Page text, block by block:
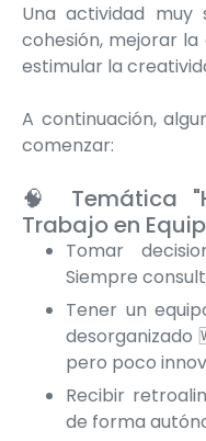
Una actividad
cohesión, mejorar
estimular la
A continuación,
comenzar:
🧠 Temática
Trabajo en
Tomar
Siempre
Tener un
desorganizado
pero poco
Recibir
de forma